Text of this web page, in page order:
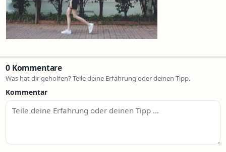
0 Kommentare
Was hat dir geholfen? Teile deine Erfahrung oder deinen Tipp.
Kommentar